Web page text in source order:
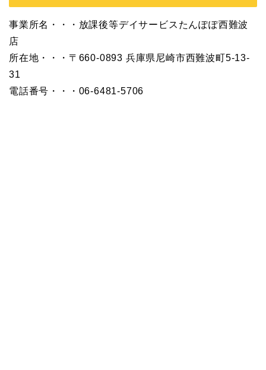
事業所名・・・放課後等デイサービスたんぽぽ西難波
店
所在地・・・〒660-0893 兵庫県尼崎市西難波町5-13-
31
電話番号・・・06-6481-5706